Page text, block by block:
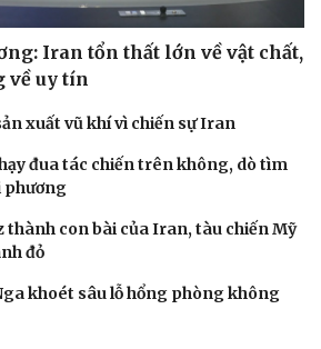
Iran tổn thất lớn về vật chất,
về uy tín
xuất vũ khí vì chiến sự Iran
đua tác chiến trên không, dò tìm
phương
thành con bài của Iran, tàu chiến Mỹ
đỏ
khoét sâu lỗ hổng phòng không